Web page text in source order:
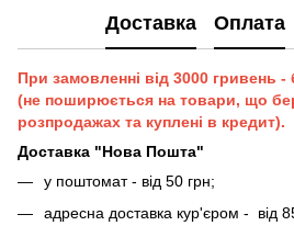
Доставка Оплата
При замовленні від 3000 гривень
(не поширюється на товари, що
розпродажах та куплені в кредит).
Доставка "Нова Пошта"
у поштомат - від 50 грн;
адресна доставка кур'єром - від